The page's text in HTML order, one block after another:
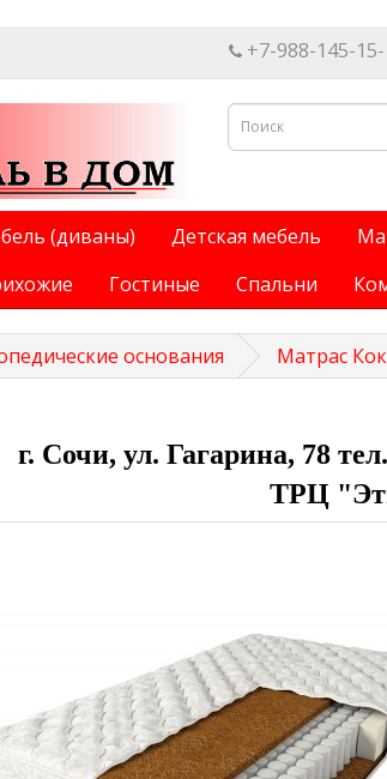
+7-988-145-
(диваны) Детская мебель
Гостиные Спальни
основания Матрас
г. Сочи, ул. Гагарина, 78
ТРЦ